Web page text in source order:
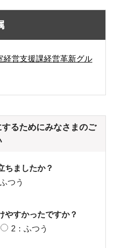
経営支援課経営革新グル
るためにみなさまのご
ちましたか？
つう
やすかったですか？
2：ふつう